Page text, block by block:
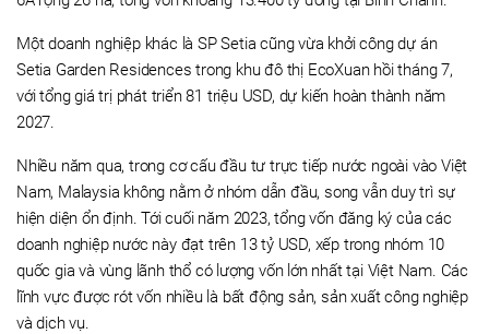
Một doanh nghiệp khác là SP Setia cũng vừa khởi công dự án
Setia Garden Residences trong khu đô thị EcoXuan hồi tháng 7,
với tổng giá trị phát triển 81 triệu USD, dự kiến hoàn thành năm
2027.
Nhiều năm qua, trong cơ cấu đầu tư trực tiếp nước ngoài vào Việt
Nam, Malaysia không nằm ở nhóm dẫn đầu, song vẫn duy trì sự
hiện diện ổn định. Tới cuối năm 2023, tổng vốn đăng ký của các
doanh nghiệp nước này đạt trên 13 tỷ USD, xếp trong nhóm 10
quốc gia và vùng lãnh thổ có lượng vốn lớn nhất tại Việt Nam. Các
lĩnh vực được rót vốn nhiều là bất động sản, sản xuất công nghiệp
và dịch vụ.